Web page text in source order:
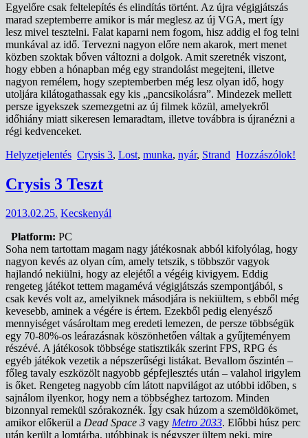
Egyelőre csak feltelepítés és elindítás történt. Az újra végigjátszás
marad szeptemberre amikor is már meglesz az új VGA, mert így
lesz mivel tesztelni. Falat kaparni nem fogom, hisz addig el fog telni
munkával az idő. Tervezni nagyon előre nem akarok, mert menet
közben szoktak bőven változni a dolgok. Amit szeretnék viszont,
hogy ebben a hónapban még egy strandolást megejteni, illetve
nagyon remélem, hogy szeptemberben még lesz olyan idő, hogy
utoljára kilátogathassak egy kis „pancsikolásra”. Mindezek mellett
persze igyekszek szemezgetni az új filmek közül, amelyekről
időhiány miatt sikeresen lemaradtam, illetve továbbra is újranézni a
régi kedvenceket.
Helyzetjelentés Crysis 3, Lost, munka, nyár, Strand Hozzászólok!
Crysis 3 Teszt
2013.02.25. Kecskenyál
Platform: PC
Soha nem tartottam magam nagy játékosnak abból kifolyólag, hogy
nagyon kevés az olyan cím, amely tetszik, s többször vagyok
hajlandó nekiülni, hogy az elejétől a végéig kivigyem. Eddig
rengeteg játékot tettem magamévá végigjátszás szempontjából, s
csak kevés volt az, amelyiknek másodjára is nekiültem, s ebből még
kevesebb, aminek a végére is értem. Ezekből pedig elenyésző
mennyiséget vásároltam meg eredeti lemezen, de persze többségük
egy 70-80%-os leárazásnak köszönhetően váltak a gyűjteményem
részévé. A játékosok többsége statisztikák szerint FPS, RPG és
egyéb játékok vezetik a népszerűségi listákat. Bevallom őszintén –
főleg tavaly eszközölt nagyobb gépfejlesztés után – valahol irigylem
is őket. Rengeteg nagyobb cím látott napvilágot az utóbbi időben, s
sajnálom ilyenkor, hogy nem a többséghez tartozom. Minden
bizonnyal remekül szórakoznék. Így csak húzom a szemöldökömet,
amikor előkerül a Dead Space 3 vagy Metro 2033. Előbbi húsz perc
után került a lomtárba, utóbbinak is négyszer ültem neki, mire